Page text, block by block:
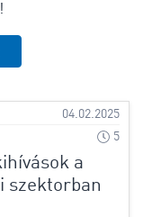
04.02.2025
5
a
szektorban